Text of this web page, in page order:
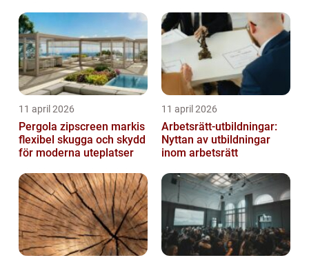
11 april 2026
Pergola zipscreen markis
flexibel skugga och skydd
för moderna uteplatser
11 april 2026
Arbetsrätt-utbildningar:
Nyttan av utbildningar
inom arbetsrätt